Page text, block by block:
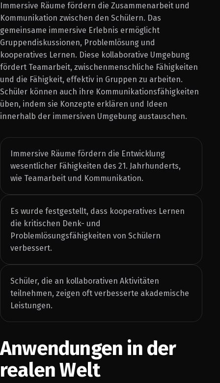
Immersive Räume fördern die Zusammenarbeit und
Kommunikation zwischen den Schülern. Das
gemeinsame immersive Erlebnis ermöglicht
Gruppendiskussionen, Problemlösung und
kooperatives Lernen. Diese kollaborative Umgebung
fördert Teamarbeit, zwischenmenschliche Fähigkeiten
und die Fähigkeit, effektiv in Gruppen zu arbeiten.
Schüler können auch ihre Kommunikationsfähigkeiten
üben, indem sie Konzepte erklären und Ideen
innerhalb der immersiven Umgebung austauschen.
Immersive Räume fördern die Entwicklung
wesentlicher Fähigkeiten des 21. Jahrhunderts,
wie Teamarbeit und Kommunikation.
Es wurde festgestellt, dass kooperatives Lernen
die kritischen Denk- und
Problemlösungsfähigkeiten von Schülern
verbessert.
Schüler, die an kollaborativen Aktivitäten
teilnehmen, zeigen oft verbesserte akademische
Leistungen.
Anwendungen in der
realen Welt